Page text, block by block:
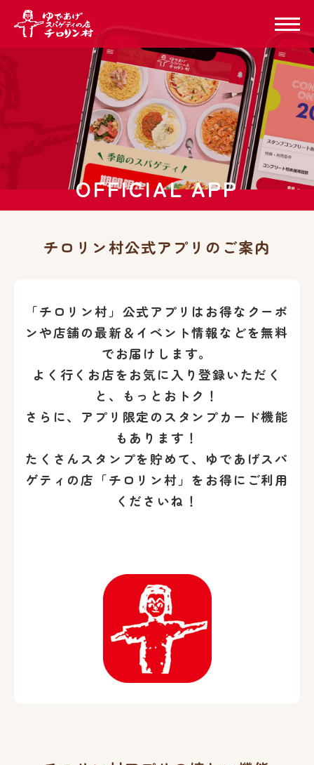
OFFICIAL APP
チロリン村公式アプリのご案内
「チロリン村」公式アプリは お得なクーポ
ンや店舗の最新＆イベント情報などを無料
でお届けします。
よく行くお店をお気に入り登録いただく
と、もっとおトク！
さらに、アプリ限定のスタンプカード機能
もあります！
たくさんスタンプを貯めて、ゆであげスパ
ゲティの店「チロリン村」をお得にご利用
くださいね！